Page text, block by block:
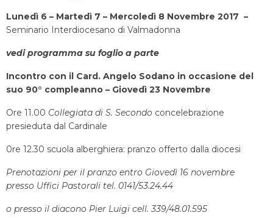
Lunedì 6 – Martedì 7 – Mercoledì 8 Novembre 2017 –
Seminario Interdiocesano di Valmadonna
vedi programma su foglio a parte
Incontro con il Card. Angelo Sodano in occasione del
suo 90° compleanno – Giovedì 23 Novembre
Ore 11.00 Collegiata di S. Secondo concelebrazione
presieduta dal Cardinale
0re 12.30 scuola alberghiera: pranzo offerto dalla diocesi
Prenotazioni per il pranzo entro Giovedì 16 novembre
presso Uffici Pastorali tel. 0141/53.24.44
o presso il diacono Pier Luigi cell. 339/48.01.595